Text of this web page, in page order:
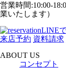
営業時間:10:00-
業いたします）
LINE
来店予約 資料請求
ABOUT US
コンセプト